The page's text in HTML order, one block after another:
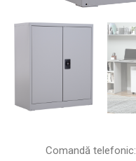
Comandă telefonic: